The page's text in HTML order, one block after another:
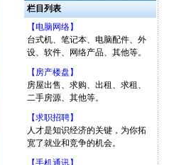
栏目列表
【电脑网络】
台式机、笔记本、电脑配件、外
设、软件、网络产品、其他等。
【房产楼盘】
房屋出售、求购、出租、求租、
二手房源、其他等。
【求职招聘】
人才是知识经济的关键，为你拓
宽了就业和竞争的机会。
【手机通讯】